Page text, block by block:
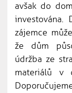
avšak do
investována.
zájemce
že dům
údržba ze
materiálů v